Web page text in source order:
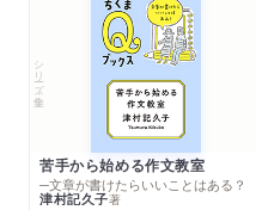
シリーズ・全集
苦手から始める作文教室
─文章が書けたらいいことはある？
津村記久子著